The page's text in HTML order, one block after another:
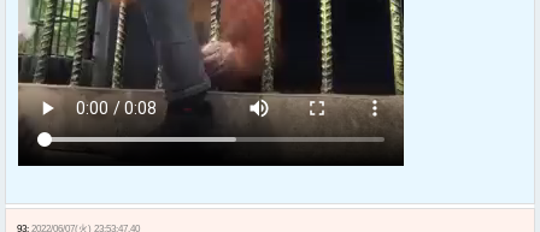
93: 2022/06/07(火) 23:53:47.40